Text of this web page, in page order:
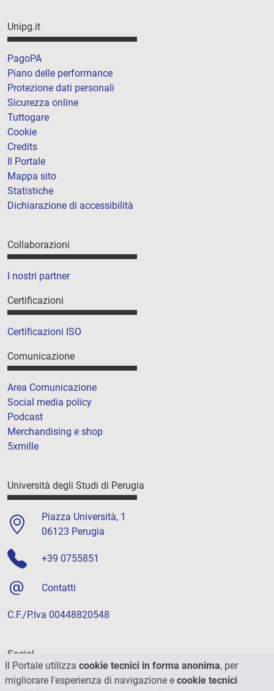
Unipg.it
PagoPA
Piano delle performance
Protezione dati personali
Sicurezza online
Tuttogare
Cookie
Credits
Il Portale
Mappa sito
Statistiche
Dichiarazione di accessibilità
Collaborazioni
I nostri partner
Certificazioni
Certificazioni ISO
Comunicazione
Area Comunicazione
Social media policy
Podcast
Merchandising e shop
5xmille
Università degli Studi di Perugia
Piazza Università, 1
06123 Perugia
+39 0755851
Contatti
C.F./P.Iva 00448820548
Social
Il Portale utilizza cookie tecnici in forma anonima, per
migliorare l'esperienza di navigazione e cookie tecnici